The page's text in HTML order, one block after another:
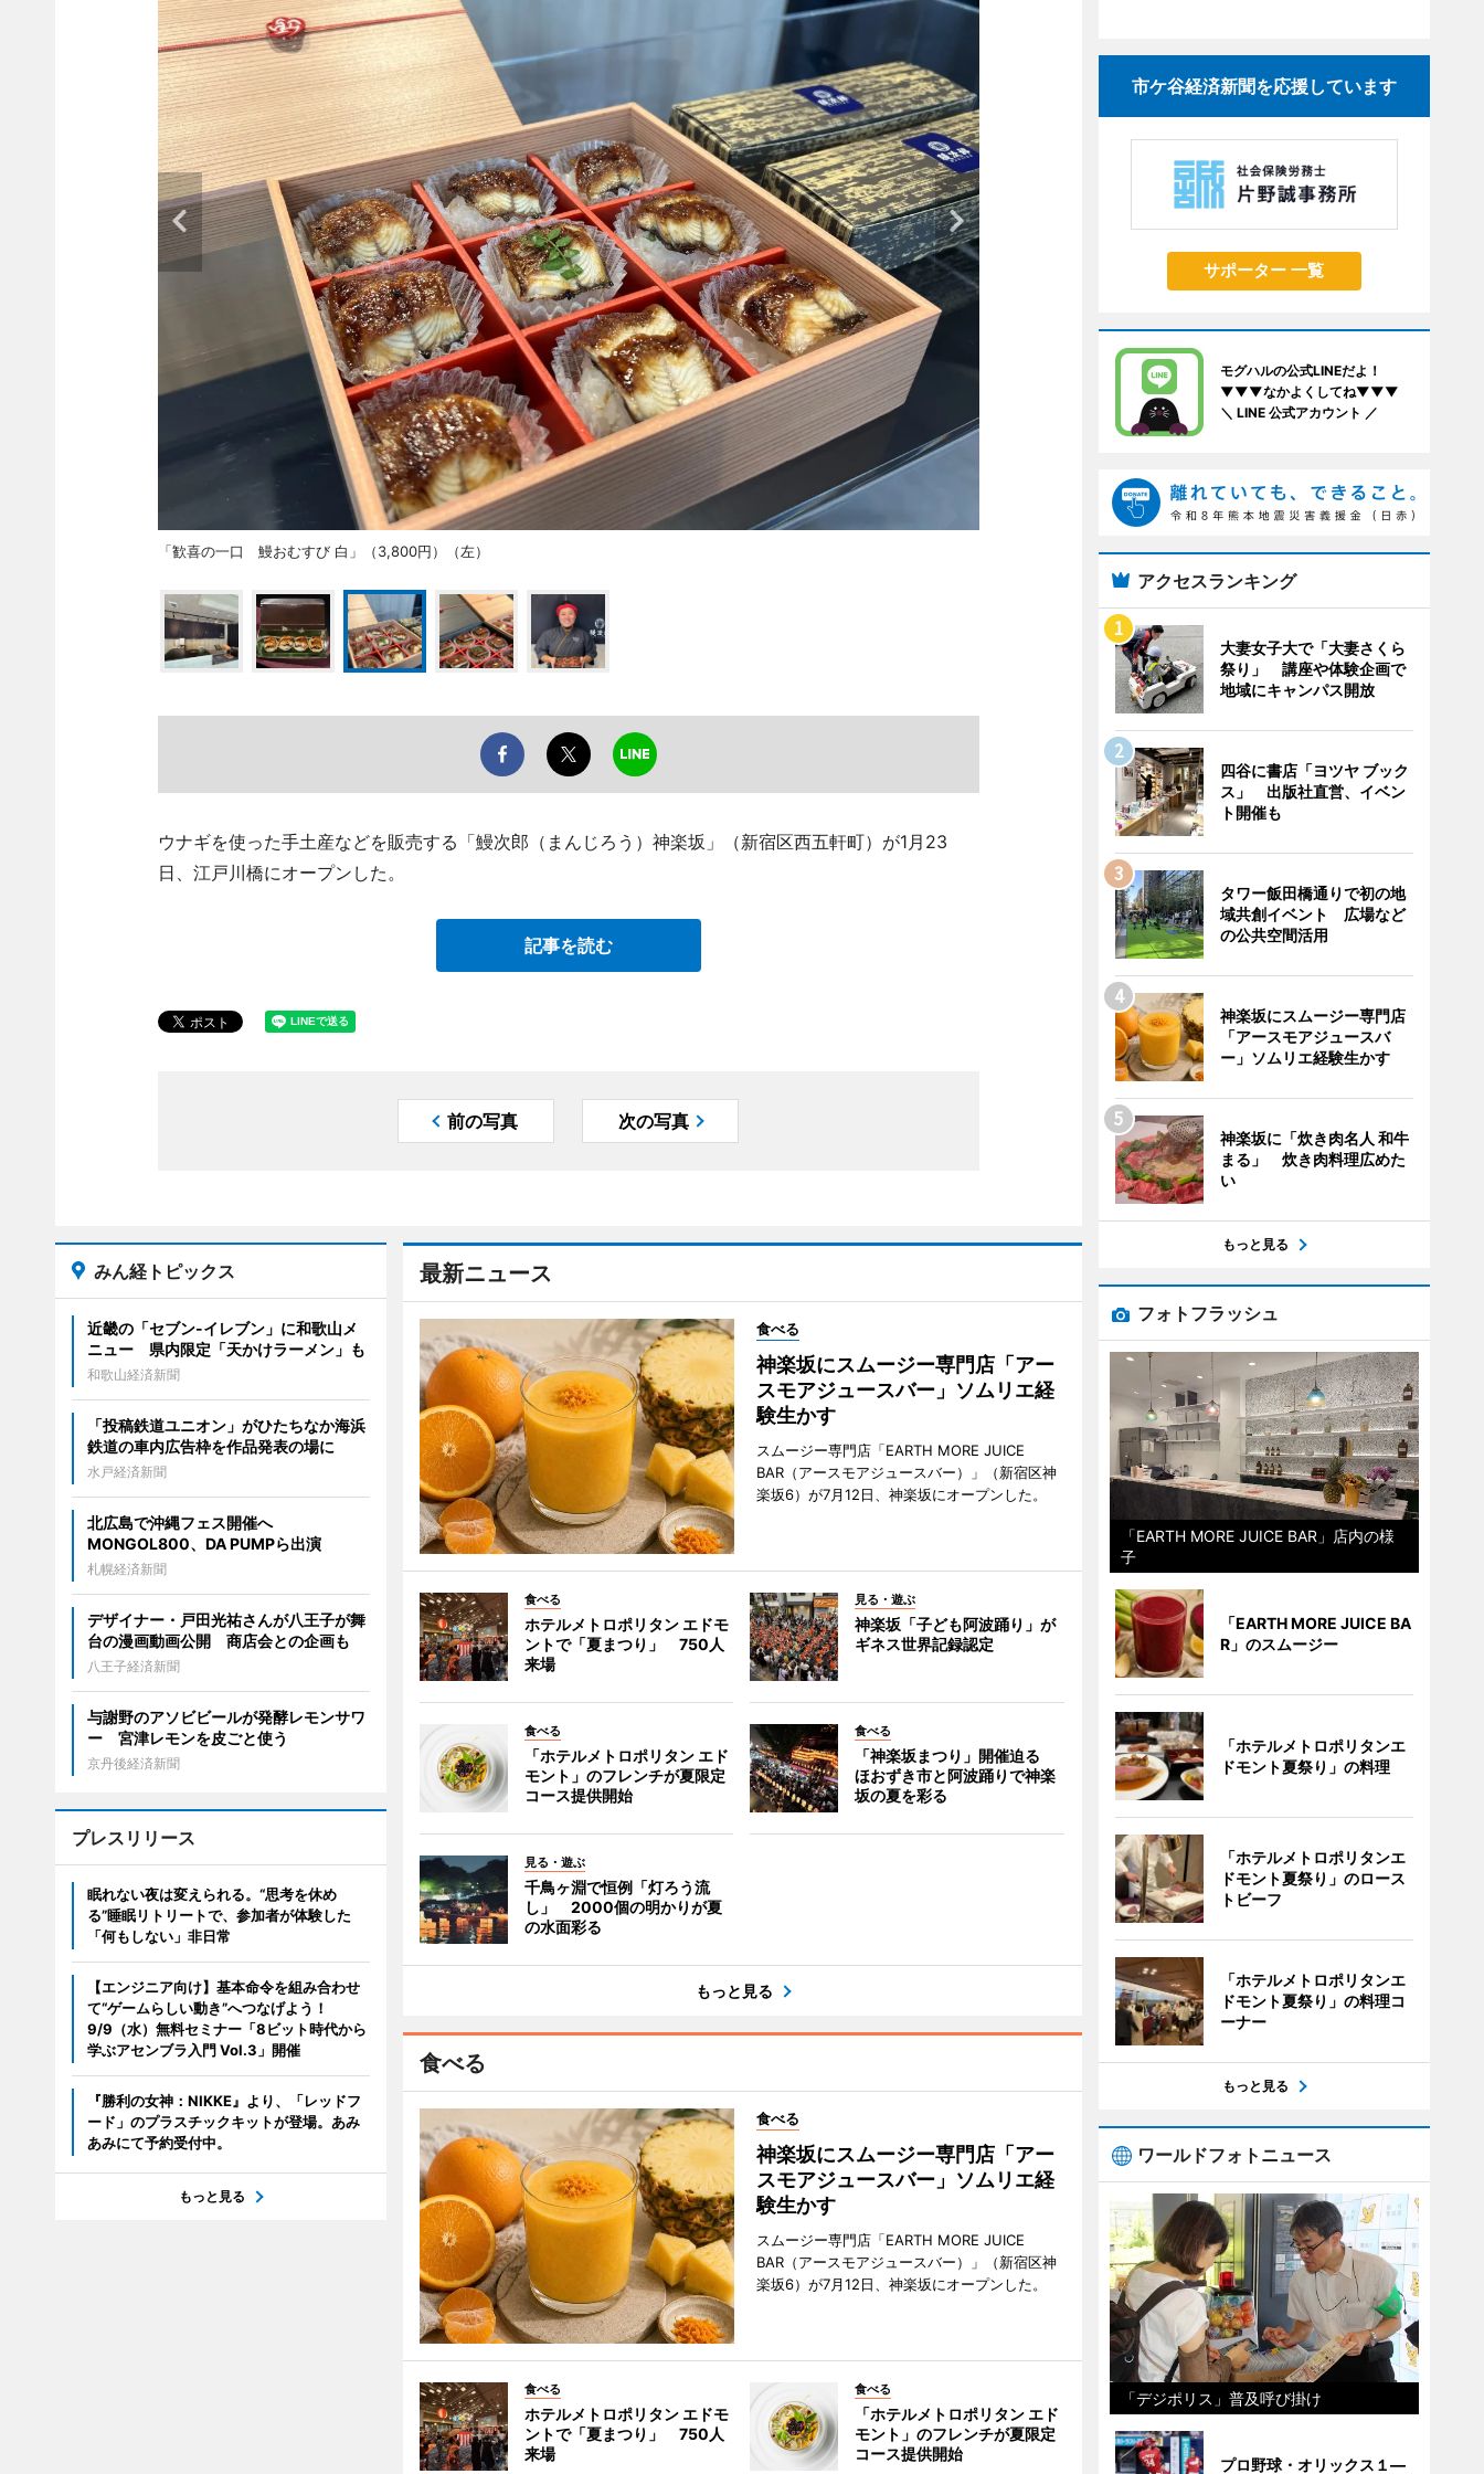
「歓喜の一口 鰻おむすび 白」（3,800円）（左）
ウナギを使った手土産などを販売する「鰻次郎（まんじろう）神楽坂」（新宿区西五軒町）が1月23
日、江戸川橋にオープンした。
記事を読む
前の写真 次の写真
最新ニュース
食べる
神楽坂にスムージー専門店「アー
スモアジュースバー」ソムリエ経
験生かす
スムージー専門店「EARTH MORE JUICE
BAR（アースモアジュースバー）」（新宿区神
楽坂6）が7月12日、神楽坂にオープンした。
食べる
ホテルメトロポリタン エドモ
ントで「夏まつり」 750人
来場
見る・遊ぶ
神楽坂「子ども阿波踊り」が
ギネス世界記録認定
食べる
「ホテルメトロポリタン エド
モント」のフレンチが夏限定
コース提供開始
食べる
「神楽坂まつり」開催迫る
ほおずき市と阿波踊りで神楽
坂の夏を彩る
見る・遊ぶ
千鳥ヶ淵で恒例「灯ろう流
し」 2000個の明かりが夏
の水面彩る
もっと見る
食べる
食べる
神楽坂にスムージー専門店「アー
スモアジュースバー」ソムリエ経
験生かす
スムージー専門店「EARTH MORE JUICE
BAR（アースモアジュースバー）」（新宿区神
楽坂6）が7月12日、神楽坂にオープンした。
食べる
ホテルメトロポリタン エドモ
ントで「夏まつり」 750人
来場
食べる
「ホテルメトロポリタン エド
モント」のフレンチが夏限定
コース提供開始
みん経トピックス
近畿の「セブン-イレブン」に和歌山メ
ニュー 県内限定「天かけラーメン」も
和歌山経済新聞
「投稿鉄道ユニオン」がひたちなか海浜
鉄道の車内広告枠を作品発表の場に
水戸経済新聞
北広島で沖縄フェス開催へ
MONGOL800、DA PUMPら出演
札幌経済新聞
デザイナー・戸田光祐さんが八王子が舞
台の漫画動画公開 商店会との企画も
八王子経済新聞
与謝野のアソビビールが発酵レモンサワ
ー 宮津レモンを皮ごと使う
京丹後経済新聞
プレスリリース
眠れない夜は変えられる。“思考を休め
る”睡眠リトリートで、参加者が体験した
「何もしない」非日常
【エンジニア向け】基本命令を組み合わせ
て“ゲームらしい動き”へつなげよう！
9/9（水）無料セミナー「8ビット時代から
学ぶアセンブラ入門 Vol.3」開催
『勝利の女神：NIKKE』より、「レッドフ
ード」のプラスチックキットが登場。あみ
あみにて予約受付中。
もっと見る
市ケ谷経済新聞を応援しています
サポーター 一覧
モグハルの公式LINEだよ！
▼▼▼なかよくしてね▼▼▼
＼ LINE 公式アカウント ／
アクセスランキング
大妻女子大で「大妻さくら
祭り」 講座や体験企画で
地域にキャンパス開放
四谷に書店「ヨツヤ ブック
ス」 出版社直営、イベン
ト開催も
タワー飯田橋通りで初の地
域共創イベント 広場など
の公共空間活用
神楽坂にスムージー専門店
「アースモアジュースバ
ー」ソムリエ経験生かす
神楽坂に「炊き肉名人 和牛
まる」 炊き肉料理広めた
い
もっと見る
フォトフラッシュ
「EARTH MORE JUICE BAR」店内の様
子
「EARTH MORE JUICE BA
R」のスムージー
「ホテルメトロポリタンエ
ドモント夏祭り」の料理
「ホテルメトロポリタンエ
ドモント夏祭り」のロース
トビーフ
「ホテルメトロポリタンエ
ドモント夏祭り」の料理コ
ーナー
もっと見る
ワールドフォトニュース
「デジポリス」普及呼び掛け
プロ野球・オリックス１―